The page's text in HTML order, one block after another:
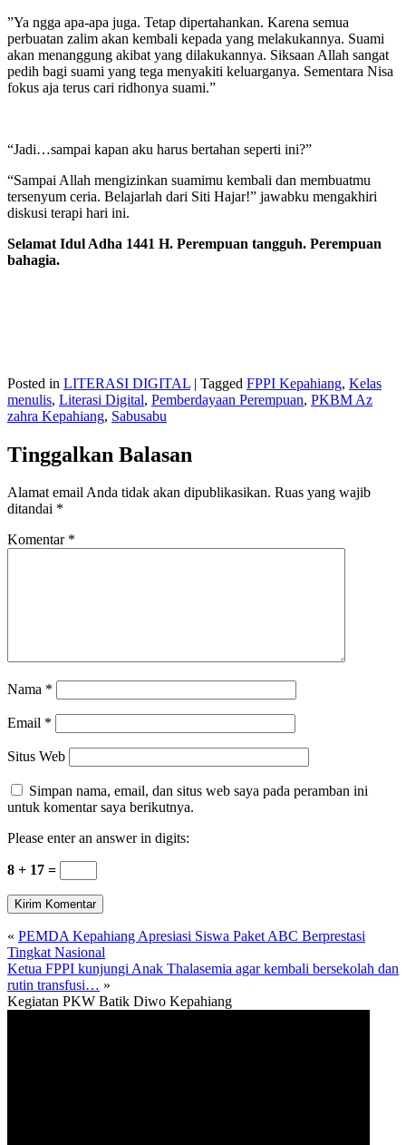
”Ya ngga apa-apa juga. Tetap dipertahankan. Karena semua
perbuatan zalim akan kembali kepada yang melakukannya. Suami
akan menanggung akibat yang dilakukannya. Siksaan Allah sangat
pedih bagi suami yang tega menyakiti keluarganya. Sementara Nisa
fokus aja terus cari ridhonya suami.”
“Jadi…sampai kapan aku harus bertahan seperti ini?”
“Sampai Allah mengizinkan suamimu kembali dan membuatmu
tersenyum ceria. Belajarlah dari Siti Hajar!” jawabku mengakhiri
diskusi terapi hari ini.
Selamat Idul Adha 1441 H. Perempuan tangguh. Perempuan
bahagia.
Posted in LITERASI DIGITAL | Tagged FPPI Kepahiang, Kelas
menulis, Literasi Digital, Pemberdayaan Perempuan, PKBM Az
zahra Kepahiang, Sabusabu
Tinggalkan Balasan
Alamat email Anda tidak akan dipublikasikan. Ruas yang wajib
ditandai *
Komentar *
Nama *
Email *
Situs Web
Simpan nama, email, dan situs web saya pada peramban ini
untuk komentar saya berikutnya.
Please enter an answer in digits:
8 + 17 =
« PEMDA Kepahiang Apresiasi Siswa Paket ABC Berprestasi
Tingkat Nasional
Ketua FPPI kunjungi Anak Thalasemia agar kembali bersekolah dan
rutin transfusi… »
Kegiatan PKW Batik Diwo Kepahiang